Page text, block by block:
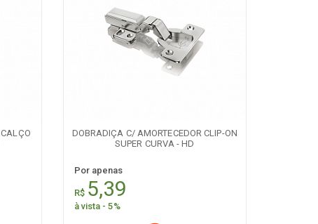
DOBRADIÇA C/ AMORTECEDOR CLIP-ON
SUPER CURVA - HD
Por apenas
R$ 5,39
à vista - 5%
Características